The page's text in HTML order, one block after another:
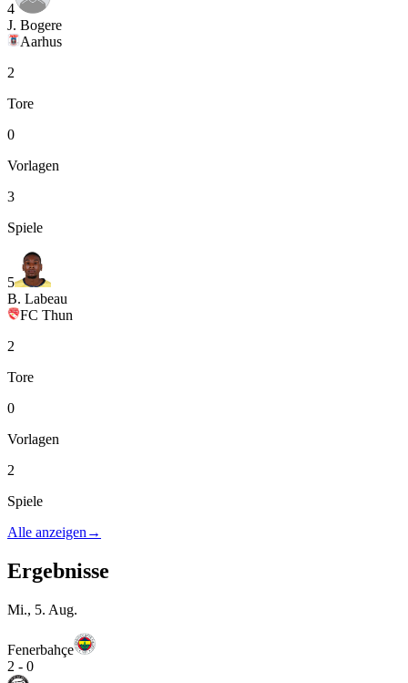
4
J. Bogere
Aarhus
2
Tore
0
Vorlagen
3
Spiele
5
B. Labeau
FC Thun
2
Tore
0
Vorlagen
2
Spiele
Alle anzeigen →
Ergebnisse
Mi., 5. Aug.
Fenerbahçe
2 - 0